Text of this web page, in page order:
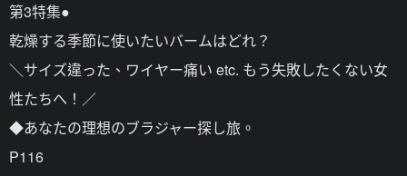
第3特集●
乾燥する季節に使いたいバームはどれ？
＼サイズ違った、ワイヤー痛い etc. もう失敗したくない女
性たちへ！／
◆あなたの理想のブラジャー探し旅。
P116